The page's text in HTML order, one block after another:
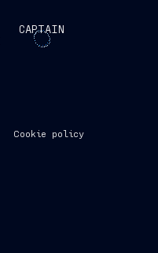
CAPTAIN
Cookie policy